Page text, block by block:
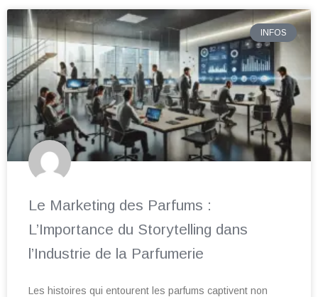
INFOS
Le Marketing des Parfums :
L’Importance du Storytelling dans
l’Industrie de la Parfumerie
Les histoires qui entourent les parfums captivent non